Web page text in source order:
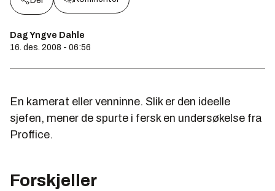
Dag Yngve Dahle
16. des. 2008 - 06:56
En kamerat eller venninne. Slik er den ideelle
sjefen, mener de spurte i fersk en undersøkelse fra
Proffice.
Forskjeller